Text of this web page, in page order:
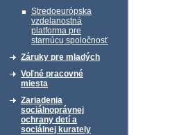
Stredoeurópska
vzdelanostná
platforma pre
starnúcu spoločnosť
Záruky pre mladých
Voľné pracovné
miesta
Zariadenia
sociálnoprávnej
ochrany detí a
sociálnej kurately